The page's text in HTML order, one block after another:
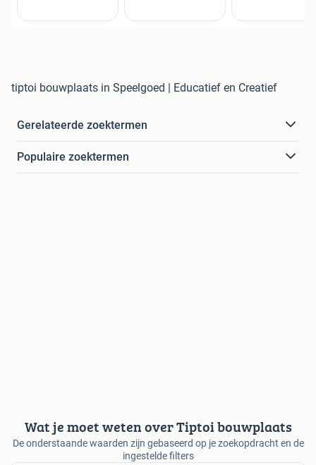
tiptoi bouwplaats in Speelgoed | Educatief en Creatief
Gerelateerde zoektermen
Populaire zoektermen
Wat je moet weten over Tiptoi bouwplaats
De onderstaande waarden zijn gebaseerd op je zoekopdracht en de
ingestelde filters